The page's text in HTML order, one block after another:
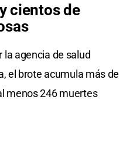
cientos de
la agencia de salud
el brote acumula más de
menos 246 muertes